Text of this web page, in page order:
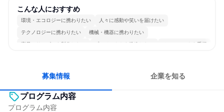
こんな人におすすめ
環境・エコロジーに携わりたい 人々に感動や笑いを届けたい
テクノロジーに携わりたい 機械・機器に携わりたい
商品・サービスを製作したい プロジェクトを推進したい チームワークを重視
募集情報 企業を知る
プログラム内容
プログラム内容